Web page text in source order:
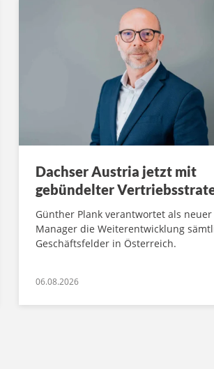
Dachser Austria jetzt mit
gebündelter
Günther Plank verantwortet als neuer
Manager die Weiterentwicklung
Geschäftsfelder in Österreich.
06.08.2026